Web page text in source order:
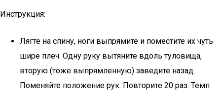
Инструкция:
Лягте на спину, ноги выпрямите и поместите их чуть
шире плеч. Одну руку вытяните вдоль туловища,
вторую (тоже выпрямленную) заведите назад.
Поменяйте положение рук. Повторите 20 раз. Темп